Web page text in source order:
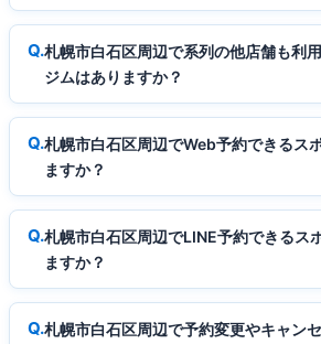
札幌市白石区周辺で系列の他店舗も利
ジムはありますか？
札幌市白石区周辺でWeb予約できるス
ますか？
札幌市白石区周辺でLINE予約できるス
ますか？
札幌市白石区周辺で予約変更やキャン